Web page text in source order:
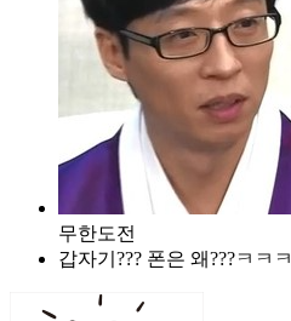
무한도전
갑자기??? 폰은 왜???ㅋㅋㅋ